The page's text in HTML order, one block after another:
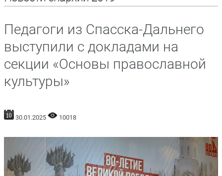
Педагоги из Спасска-Дальнего
выступили с докладами на
секции «Основы православной
культуры»
30.01.2025 10018